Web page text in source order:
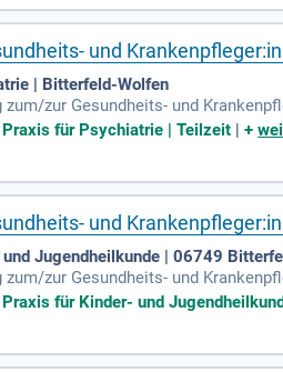
und
| Bitterfeld-Wolfen
zur Gesundheits- und
in Wort und Schrift;
für Psychiatrie | Teilzeit |+
und
Jugendheilkunde | 06749
zur Gesundheits- und
in Wort und Schrift;
für Kinder- und